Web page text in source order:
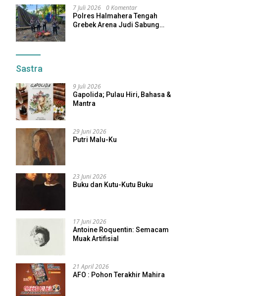
7 Juli 2026 0 Komentar
Polres Halmahera Tengah
Grebek Arena Judi Sabung
Sastra
9 Juli 2026
Gapolida; Pulau Hiri, Bahasa &
Mantra
29 Juni 2026
Putri Malu-Ku
23 Juni 2026
Buku dan Kutu-Kutu Buku
17 Juni 2026
Antoine Roquentin: Semacam
Muak Artifisial
21 April 2026
AFO : Pohon Terakhir Mahira